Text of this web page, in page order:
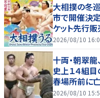
大相撲の冬巡
市で開催決
ケット先行
2026/08/10
十両・朝翠
史上１４組
春場所前に
2026/08/10